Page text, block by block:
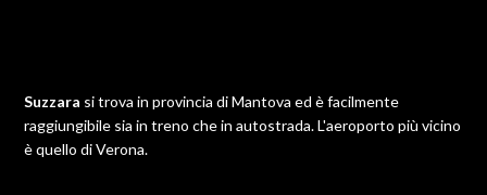
Suzzara si trova in provincia di Mantova ed è facilmente
raggiungibile sia in treno che in autostrada. L'aeroporto più vicino
è quello di Verona.